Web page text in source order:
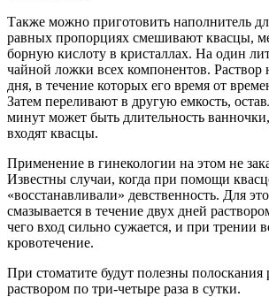
Также можно приготовить наполнитель
равных пропорциях смешивают квасцы,
борную кислоту в кристаллах. На один
чайной ложки всех компонентов. Раствор
дня, в течение которых его время от
Затем переливают в другую емкость,
минут может быть длительность
входят квасцы.
Применение в гинекологии на этом не
Известны случаи, когда при помощи
«восстанавливали» девственность. Для
смазывается в течение двух дней
чего вход сильно сужается, и при трении
кровотечение.
При стоматите будут полезны полоскания
раствором по три-четыре раза в сутки.